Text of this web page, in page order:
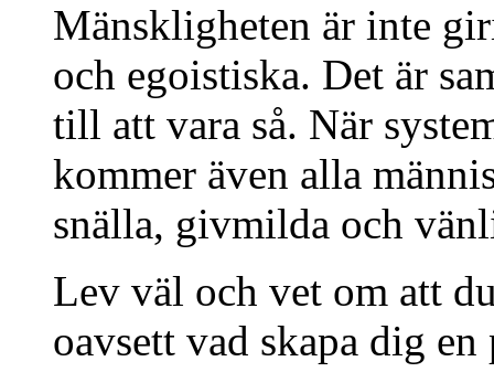
Mänskligheten är inte
och egoistiska. Det är
till att vara så. När
kommer även alla
snälla, givmilda och
Lev väl och vet om att
oavsett vad skapa dig